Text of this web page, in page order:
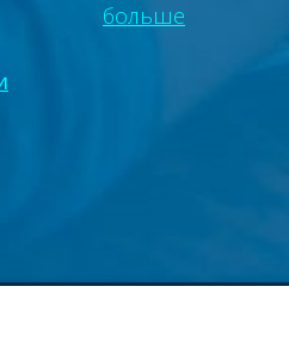
больше